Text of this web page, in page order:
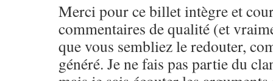
Merci pour ce billet intègre et
commentaires de qualité (et
que vous sembliez le redouter,
généré. Je ne fais pas partie du